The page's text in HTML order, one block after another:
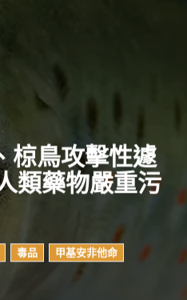
椋鳥攻擊性遽
類藥物嚴重污
毒品
甲基安非他命